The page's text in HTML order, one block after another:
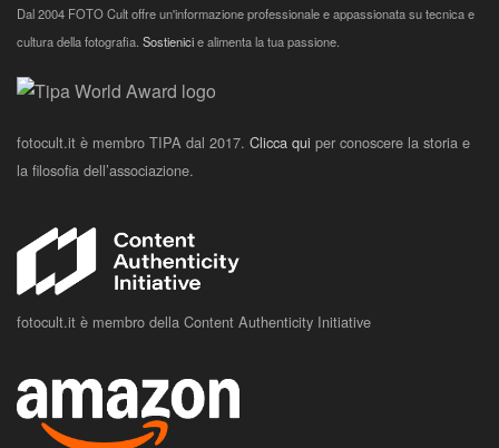
Dal 2004 FOTO Cult offre un'informazione professionale e appassionata su tecnica e
cultura della fotografia. Sostienicie alimenta la tua passione.
fotocult.it è membro TIPA dal 2017. Clicca qui per conoscere la storia e
la filosofia dell’associazione.
fotocult.it è membro della Content Authenticity Initiative